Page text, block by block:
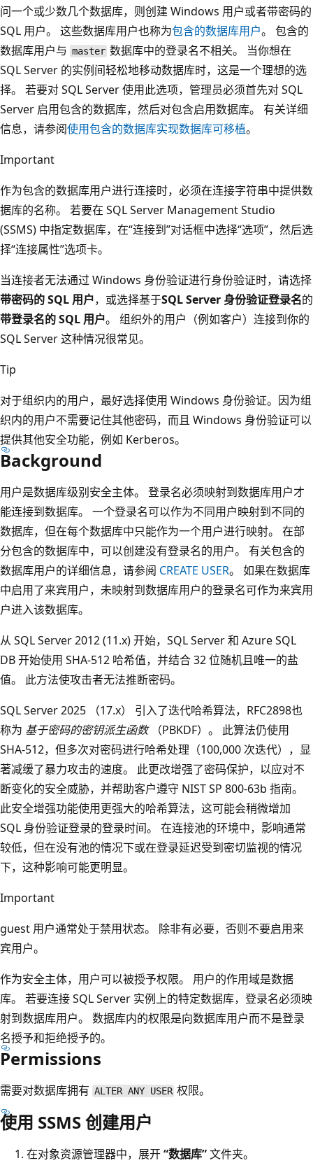
问一个或少数几个数据库，则创建 Windows 用户或者带密码的
SQL 用户。 这些数据库用户也称为包含的数据库用户。 包含的
数据库用户与 master 数据库中的登录名不相关。 当你想在
SQL Server 的实例间轻松地移动数据库时，这是一个理想的选
择。 若要对 SQL Server 使用此选项，管理员必须首先对 SQL
Server 启用包含的数据库，然后对包含启用数据库。 有关详细
信息，请参阅使用包含的数据库实现数据库可移植。
Important
作为包含的数据库用户进行连接时，必须在连接字符串中提供数
据库的名称。 若要在 SQL Server Management Studio
(SSMS) 中指定数据库，在“连接到”对话框中选择“选项”，然后选
择“连接属性”选项卡。
当连接者无法通过 Windows 身份验证进行身份验证时，请选择
带密码的 SQL 用户，或选择基于SQL Server 身份验证登录名的
带登录名的 SQL 用户。 组织外的用户（例如客户）连接到你的
SQL Server 这种情况很常见。
Tip
对于组织内的用户，最好选择使用 Windows 身份验证。因为组
织内的用户不需要记住其他密码，而且 Windows 身份验证可以
提供其他安全功能，例如 Kerberos。
Background
用户是数据库级别安全主体。 登录名必须映射到数据库用户才
能连接到数据库。 一个登录名可以作为不同用户映射到不同的
数据库，但在每个数据库中只能作为一个用户进行映射。 在部
分包含的数据库中，可以创建没有登录名的用户。 有关包含的
数据库用户的详细信息，请参阅 CREATE USER。 如果在数据库
中启用了来宾用户，未映射到数据库用户的登录名可作为来宾用
户进入该数据库。
从 SQL Server 2012 (11.x) 开始，SQL Server 和 Azure SQL
DB 开始使用 SHA-512 哈希值，并结合 32 位随机且唯一的盐
值。 此方法使攻击者无法推断密码。
SQL Server 2025 （17.x） 引入了迭代哈希算法，RFC2898也
称为 基于密码的密钥派生函数（PBKDF）。 此算法仍使用
SHA-512，但多次对密码进行哈希处理（100,000 次迭代），显
著减缓了暴力攻击的速度。 此更改增强了密码保护，以应对不
断变化的安全威胁，并帮助客户遵守 NIST SP 800-63b 指南。
此安全增强功能使用更强大的哈希算法，这可能会稍微增加
SQL 身份验证登录的登录时间。 在连接池的环境中，影响通常
较低，但在没有池的情况下或在登录延迟受到密切监视的情况
下，这种影响可能更明显。
Important
guest 用户通常处于禁用状态。 除非有必要，否则不要启用来
宾用户。
作为安全主体，用户可以被授予权限。 用户的作用域是数据
库。 若要连接 SQL Server 实例上的特定数据库，登录名必须映
射到数据库用户。 数据库内的权限是向数据库用户而不是登录
名授予和拒绝授予的。
Permissions
需要对数据库拥有 ALTER ANY USER 权限。
使用 SSMS 创建用户
在对象资源管理器中，展开“数据库”文件夹。